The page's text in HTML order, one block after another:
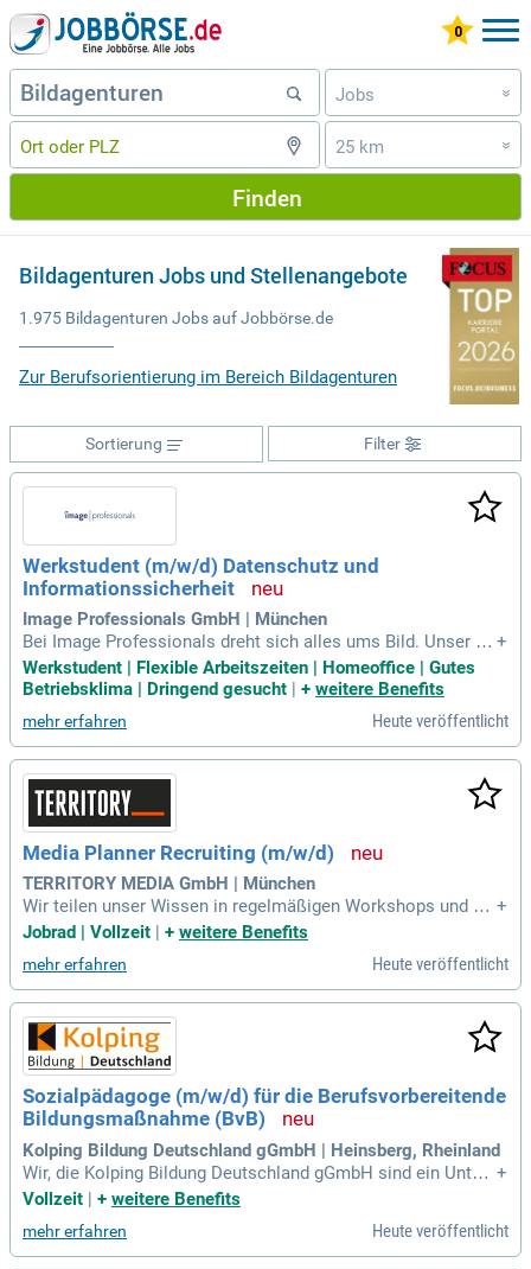
Jobs »
25 km »
Finden
Bildagenturen Jobs und Stellenangebote
1.975 Bildagenturen Jobs auf Jobbörse.de
Zur Berufsorientierung im Bereich Bildagenturen
Filter
Sortierung
Werkstudent (m/w/d) Datenschutz und
Informationssicherheit
Image Professionals GmbH | München
Bei Image Professionals dreht sich alles ums Bild. Unser Un
ternehmen vereint unter seinem Dach eine Vielzahl internati
onal führender Spezial-Bildagenturen zu den Themen Food,
Wohnen, Beauty, Wissenschaft, Medizin & Gesundheit, Garte
n und Reise.
+
Werkstudent | Flexible Arbeitszeiten | Homeoffice | Gutes
Betriebsklima | Dringend gesucht | + weitere Benefits
mehr erfahren Heute veröffentlicht
Media Planner Recruiting (m/w/d)
TERRITORY MEDIA GmbH | München
Wir teilen unser Wissen in regelmäßigen Workshops und hal
ten dein Know-how mit umfangreichen Weiterbildungsmaßn
and.
+
Jobrad | Vollzeit
+ weitere Benefits
mehr erfahren Heute veröffentlicht
Sozialpädagoge (m/w/d) für die Berufsvorbereitende
Bildungsmaßnahme (BvB)
Kolping Bildung Deutschland gGmbH | Heinsberg, Rheinland
Wir, die Kolping Bildung Deutschland gGmbH sind ein Untern
ehmen der Kolping Bildungsunternehmen und stehen mit 23
mpetenz im Bereich beruflicher Erstausbildung, Umschulung
en und Berufsqualifizierungen
+
Vollzeit | + weitere Benefits
mehr erfahren Heute veröffentlicht